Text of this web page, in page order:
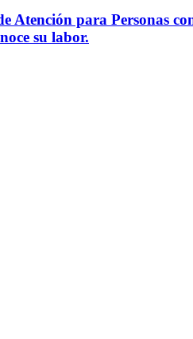
Atención para Personas
su labor.